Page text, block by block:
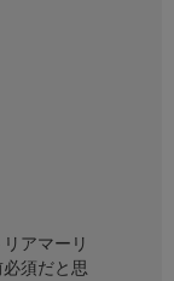
アマーリ
須だと思